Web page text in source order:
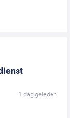
1 dag geleden